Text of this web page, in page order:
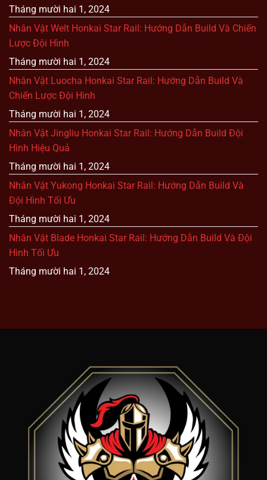
Tháng mười hai 1, 2024
Nhân Vật Welt Honkai Star Rail: Hướng Dẫn Build Và Chiến
Lược Đội Hình
Tháng mười hai 1, 2024
Nhân Vật Luocha Honkai Star Rail: Hướng Dẫn Build Và
Chiến Lược Đội Hình
Tháng mười hai 1, 2024
Nhân Vật Jingliu Honkai Star Rail: Hướng Dẫn Build Đội
Hình Hiệu Quả
Tháng mười hai 1, 2024
Nhân Vật Yukong Honkai Star Rail: Hướng Dẫn Build Và
Đội Hình Tối Ưu
Tháng mười hai 1, 2024
Nhân Vật Blade Honkai Star Rail: Hướng Dẫn Build Và Đội
Hình Tối Ưu
Tháng mười hai 1, 2024